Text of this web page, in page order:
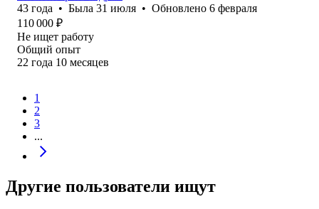
43 года • Была 31 июля • Обновлено 6 февраля
110 000 ₽
Не ищет работу
Общий опыт
22 года 10 месяцев
1
2
3
...
Другие пользователи ищут